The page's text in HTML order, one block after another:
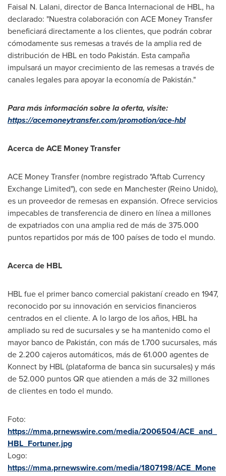
Faisal N. Lalani, director de Banca Internacional de HBL, ha
declarado: "Nuestra colaboración con ACE Money Transfer
beneficiará directamente a los clientes, que podrán cobrar
cómodamente sus remesas a través de la amplia red de
distribución de HBL en todo Pakistán. Esta campaña
impulsará un mayor crecimiento de las remesas a través de
canales legales para apoyar la economía de Pakistán."
Para más información sobre la oferta, visite:
https://acemoneytransfer.com/promotion/ace-hbl
Acerca de ACE Money Transfer
ACE Money Transfer (nombre registrado "Aftab Currency
Exchange Limited"), con sede en Manchester(Reino Unido),
es un proveedor de remesas en expansión. Ofrece servicios
impecables de transferencia de dinero en línea a millones
de expatriados con una amplia red de más de 375.000
puntos repartidos por más de 100 países de todo el mundo.
Acerca de HBL
HBL fue el primer banco comercial pakistaní creado en 1947,
reconocido por su innovación en servicios financieros
centrados en el cliente. A lo largo de los años, HBL ha
ampliado su red de sucursales y se ha mantenido como el
mayor banco de Pakistán, con más de 1.700 sucursales, más
de 2.200 cajeros automáticos, más de 61.000 agentes de
Konnect by HBL (plataforma de banca sin sucursales) y más
de 52.000 puntos QR que atienden a más de 32 millones
de clientes en todo el mundo.
Foto:
https://mma.prnewswire.com/media/2006504/ACE_and_
HBL_Fortuner.jpg
Logo:
https://mma.prnewswire.com/media/1807198/ACE_Mone